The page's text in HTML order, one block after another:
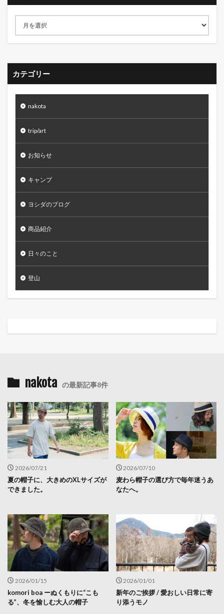
カテゴリー
nakota
trip/art
お知らせ
キャンプ
ヨシダのブログ
商品紹介
日々のこと
登山
nakota の最新記事8件
2026/07/21
夏の帽子に、大きめのXLサイズが
できました。
2026/07/10
麦わら帽子の選び方で毎年迷うあ
なたへ。
2026/01/15
komori boa ーぬくもりに“こも
る”、冬を愉しむ大人の帽子
2026/01/01
新年のご挨拶 / 愛おしい日常に寄
り添うモノ